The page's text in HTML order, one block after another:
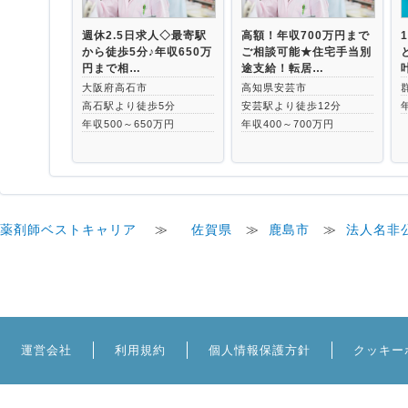
週休2.5日求人◇最寄駅
から徒歩5分♪年収650万
円まで相…
大阪府高石市
高石駅より徒歩5分
年収500～650万円
高額！年収700万円まで
ご相談可能★住宅手当別
途支給！転居…
高知県安芸市
安芸駅より徒歩12分
年収400～700万円
薬剤師ベストキャリア ≫ 佐賀県 ≫ 鹿島市 ≫ 法人名非
運営会社 利用規約 個人情報保護方針 クッキー